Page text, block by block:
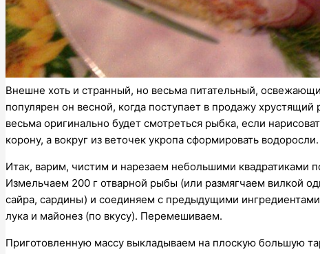
Внешне хоть и странный, но весьма питательный,
популярен он весной, когда поступает в продажу
весьма оригинально будет смотреться рыбка, если
корону, а вокруг из веточек укропа сформировать водоросли.
Итак, варим, чистим и нарезаем небольшими квадратиками
Измельчаем 200 г отварной рыбы (или размягчаем вилкой
сайра, сардины) и соединяем с предыдущими
лука и майонез (по вкусу). Перемешиваем.
Приготовленную массу выкладываем на плоскую большую